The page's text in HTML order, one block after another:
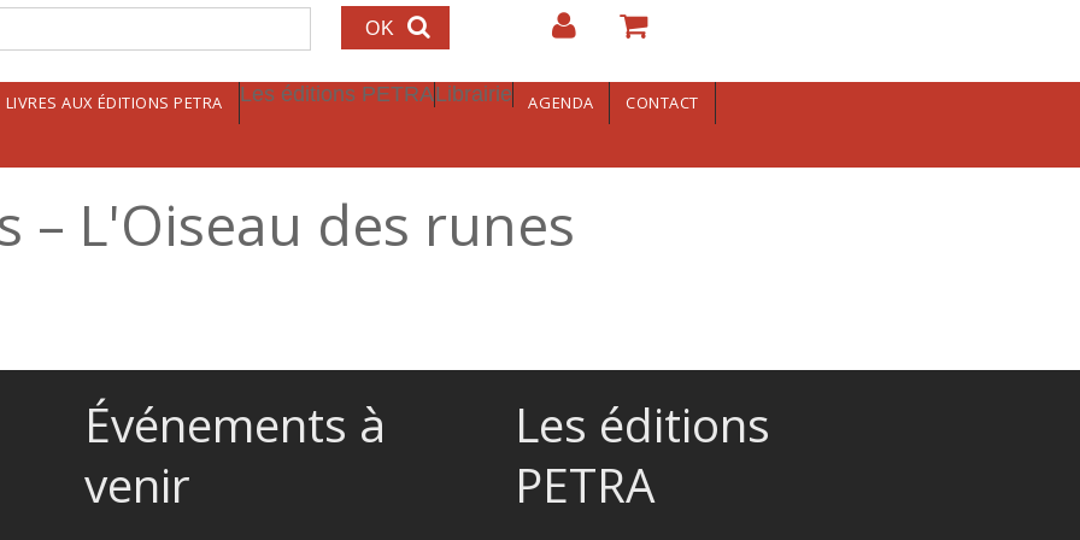
LIVRES AUX ÉDITIONS PETRA Les éditions PETRALibrairie AGENDA
CONTACT
– L'Oiseau des runes
Événements à
venir
Les éditions
PETRA